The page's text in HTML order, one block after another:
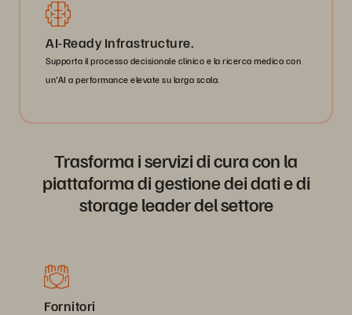
AI-Ready Infrastructure.
Supporta il processo decisionale clinico e la ricerca medica con
un'AI a performance elevate su larga scala.
Trasforma i servizi di cura con la
piattaforma di gestione dei dati e di
storage leader del settore
Fornitori